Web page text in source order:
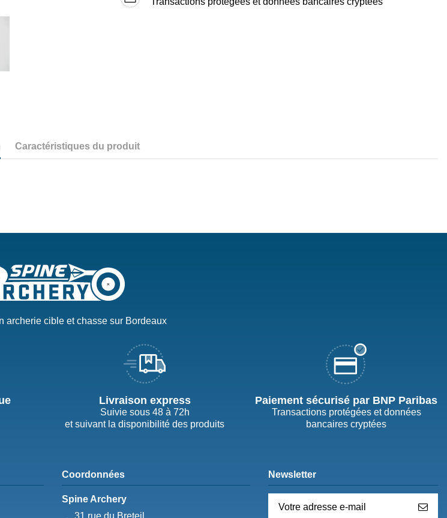
Caractéristiques du produit
archerie cible et chasse sur Bordeaux
Livraison express
Suivie sous 48 à 72h
et suivant la disponibilité des produits
Paiement sécurisé par BNP Paribas
Transactions protégées et données
bancaires cryptées
Coordonnées
Spine Archery
Newsletter